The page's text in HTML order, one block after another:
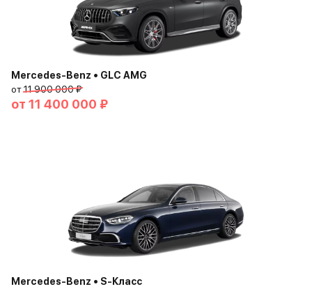
Mercedes-Benz • GLC AMG
от11 900 000 ₽
от 11 400 000 ₽
Mercedes-Benz • S-Класс